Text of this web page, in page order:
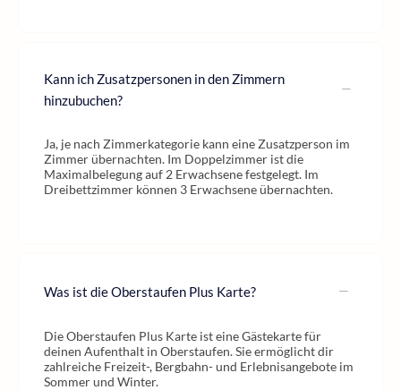
Kann ich Zusatzpersonen in den Zimmern
hinzubuchen?
Ja, je nach Zimmerkategorie kann eine Zusatzperson im
Zimmer übernachten. Im Doppelzimmer ist die
Maximalbelegung auf 2 Erwachsene festgelegt. Im
Dreibettzimmer können 3 Erwachsene übernachten.
Was ist die Oberstaufen Plus Karte?
Die Oberstaufen Plus Karte ist eine Gästekarte für
deinen Aufenthalt in Oberstaufen. Sie ermöglicht dir
zahlreiche Freizeit-, Bergbahn- und Erlebnisangebote im
Sommer und Winter.